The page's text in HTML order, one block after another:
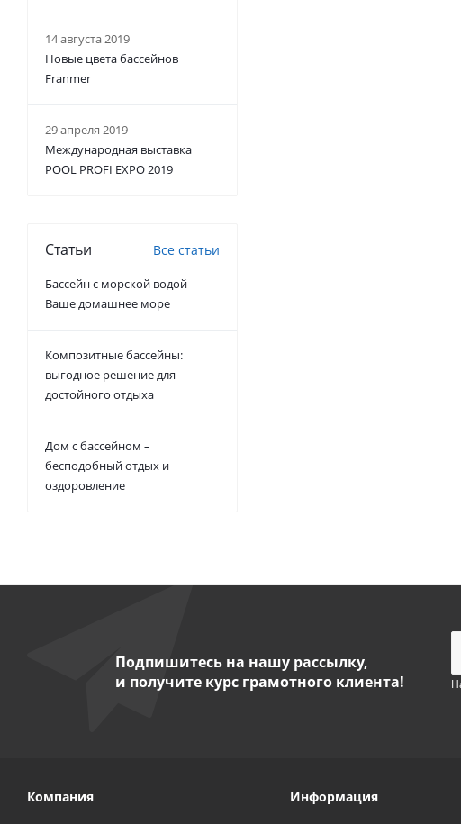
14 августа 2019
Новые цвета бассейнов
Franmer
29 апреля 2019
Международная выставка
POOL PROFI EXPO 2019
Статьи Все статьи
Бассейн с морской водой –
Ваше домашнее море
Композитные бассейны:
выгодное решение для
достойного отдыха
Дом с бассейном –
бесподобный отдых и
оздоровление
Подпишитесь на нашу рассылку,
и получите курс грамотного клиента!
Компания Информация